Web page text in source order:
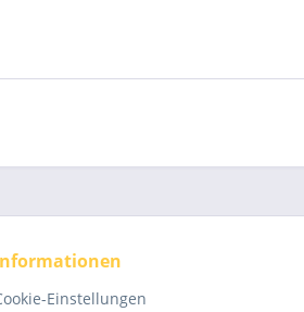
Einstellungen